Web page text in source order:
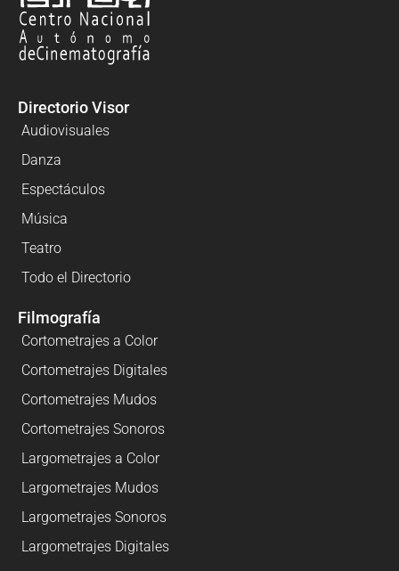
Directorio Visor
Audiovisuales
Danza
Espectáculos
Música
Teatro
Todo el Directorio
Filmografía
Cortometrajes a Color
Cortometrajes Digitales
Cortometrajes Mudos
Cortometrajes Sonoros
Largometrajes a Color
Largometrajes Mudos
Largometrajes Sonoros
Largometrajes Digitales